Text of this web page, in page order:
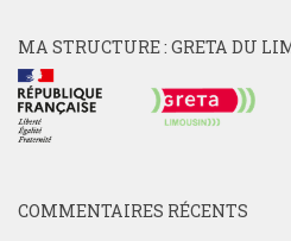
MA STRUCTURE : GRETA DU
COMMENTAIRES RÉCENTS